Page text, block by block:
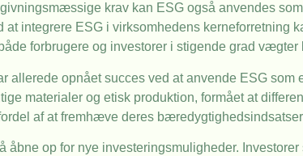
krav kan ESG også anvendes
at integrere ESG i virksomhedens
forbrugere og investorer i stigende grad
allerede opnået succes ved at anvende ESG
materialer og etisk produktion, formået at
af at fremhæve deres
åbne op for nye investeringsmuligheder.